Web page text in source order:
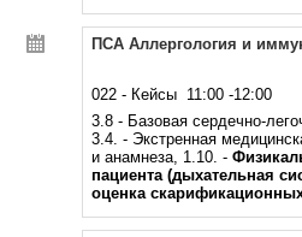
ПСА Аллергология и
022 - Кейсы 11:00 -12:00
3.8 - Базовая сердечно-
3.4. - Экстренная
и анамнеза, 1.10. -
пациента (дыхательная
оценка